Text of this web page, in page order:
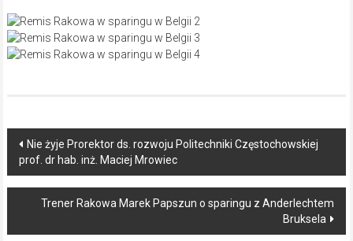
Post
navigation
Nie żyje Prorektor ds. rozwoju Politechniki Częstochowskiej
prof. dr hab. inż. Maciej Mrowiec
Trener Rakowa Marek Papszun o sparingu z Anderlechtem
Bruksela